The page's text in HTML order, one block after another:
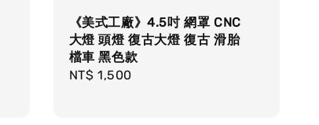
《美式工廠》4.5吋 網罩 CNC
大燈 頭燈 復古大燈 復古 滑胎
檔車 黑色款
Regular
NT$ 1,500